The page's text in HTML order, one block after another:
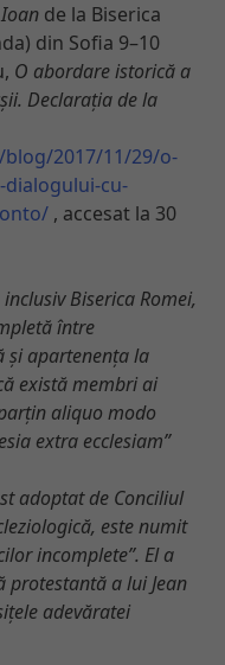
de la Biserica
din Sofia 9–10
O abordare istorică a
Declarația de la
2017/11/29/o-
cu-
, accesat la 30
Biserica Romei,
între
și apartenența la
există membri ai
aliquo modo
extra ecclesiam”
adoptat de Conciliul
este numit
incomplete”. El a
a lui Jean
adevăratei